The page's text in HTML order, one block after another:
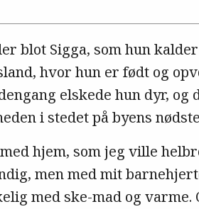
blot Sigga, som hun
hvor hun er født og
elskede hun dyr, og
i stedet på byens
hjem, som jeg ville
men med mit
med ske-mad og varme.